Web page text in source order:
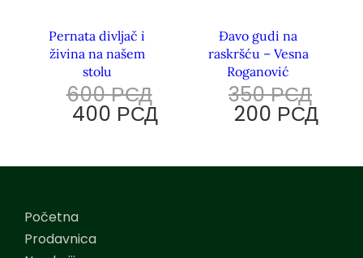
Pernata divljač i
živina na našem
stolu
600РСД
400 РСД
Đavo gudi na
raskršću – Vesna
Roganović
350РСД
200 РСД
Početna
Prodavnica